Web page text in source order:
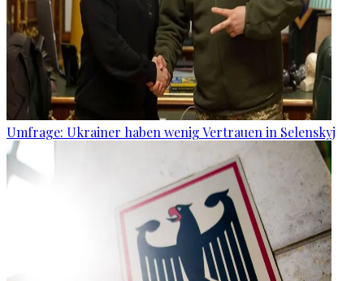
Umfrage: Ukrainer haben wenig Vertrauen in Selenskyj